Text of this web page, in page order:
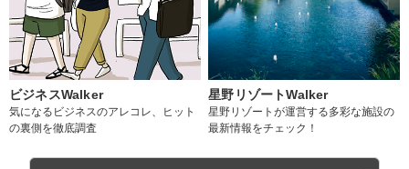
ビジネスWalker
気になるビジネスのアレコレ、ヒット
の裏側を徹底調査
星野リゾートWalker
星野リゾートが運営する多彩な施設の
最新情報をチェック！